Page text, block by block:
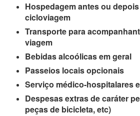
Hospedagem antes ou
cicloviagem
Transporte para
viagem
Bebidas alcoólicas em geral
Passeios locais opcionais
Serviço médico-hospitalares
Despesas extras de caráter
peças de bicicleta, etc)